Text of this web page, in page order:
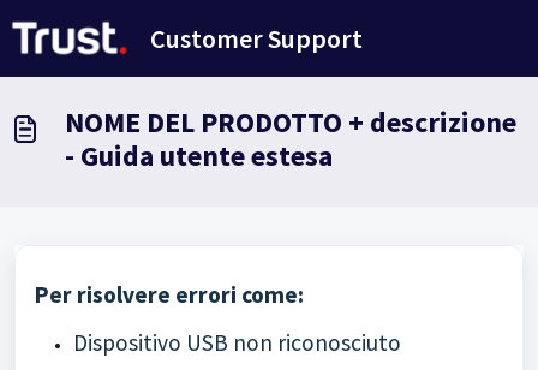
Customer Support
NOME DEL PRODOTTO + descrizione
- Guida utente estesa
Per risolvere errori come:
Dispositivo USB non riconosciuto